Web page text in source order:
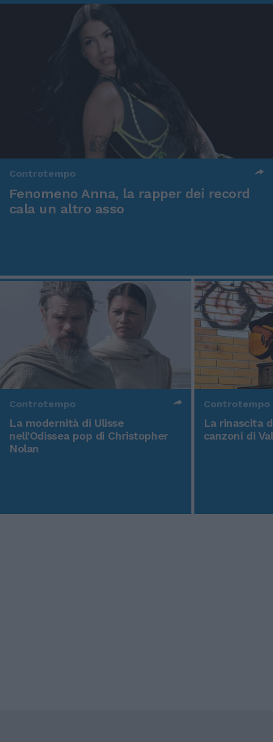
Controtempo
Fenomeno Anna, la rapper dei record
cala un altro asso
Controtempo
La modernità di Ulisse
nell'Odissea pop di Christopher
Nolan
Controtempo
La rinascita
canzoni di